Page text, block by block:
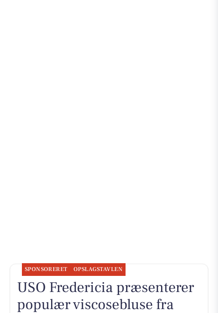
SPONSORERET OPSLAGSTAVLEN
USO Fredericia præsenterer
populær viscosebluse fra